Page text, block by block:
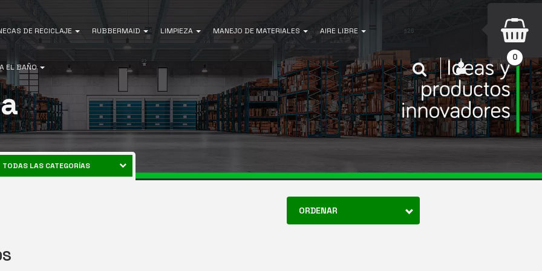
DE RECICLAJE RUBBERMAID LIMPIEZA MANEJO DE MATERIALES AIRE LIBRE
EL BAÑO INICIAR SESIÓN
Buscar
0
TODAS LAS CATEGORÍAS
MANEJO DE MATERIALES
ORDENAR